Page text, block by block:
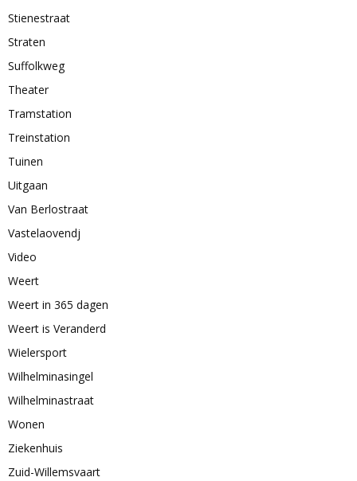
Stienestraat
Straten
Suffolkweg
Theater
Tramstation
Treinstation
Tuinen
Uitgaan
Van Berlostraat
Vastelaovendj
Video
Weert
Weert in 365 dagen
Weert is Veranderd
Wielersport
Wilhelminasingel
Wilhelminastraat
Wonen
Ziekenhuis
Zuid-Willemsvaart